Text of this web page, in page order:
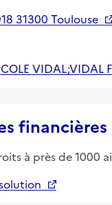
31300 Toulouse
VIDAL;VIDAL
financières
à près de 1000